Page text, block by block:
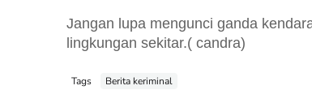
Jangan lupa mengunci ganda
lingkungan sekitar.( candra)
Tags Berita keriminal